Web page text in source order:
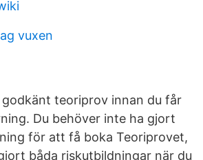
vuxen
teoriprov innan du får
Du behöver inte ha gjort
för att få boka Teoriprovet,
båda riskutbildningar när du